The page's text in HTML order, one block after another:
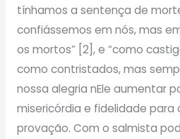
tínhamos a sentença de
confiássemos em nós, mas
os mortos” [2], e “como
como contristados, mas
nossa alegria nEle aumentar
misericórdia e fidelidade para
provação. Com o salmista